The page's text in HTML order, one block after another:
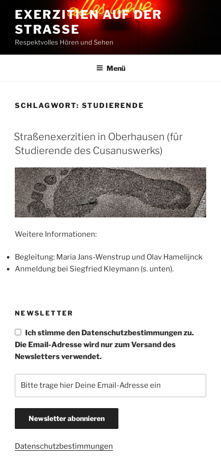
Inhalt
springen
EXERZITIEN AUF DER
STRASSE
Respektvolles Hören und Sehen
Menü
SCHLAGWORT: STUDIERENDE
Straßenexerzitien in Oberhausen (für
Studierende des Cusanuswerks)
Weitere Informationen:
Begleitung: Maria Jans-Wenstrup und Olav Hamelijnck
Anmeldung bei Siegfried Kleymann (s. unten).
NEWSLETTER
Ich stimme den Datenschutzbestimmungen zu.
Die Email-Adresse wird nur zum Versand des
Newsletters verwendet.
Datenschutzbestimmungen